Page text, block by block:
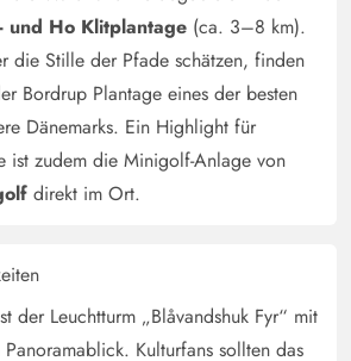
Zustand. Einfache
das Haus perfekter machen
jederzeit den Ort wieder mieten.
und Ho Klitplantage (ca. 3–8 km).
die Stille der Pfade schätzen, finden
Bordrup Plantage eines der besten
Dänemarks. Ein Highlight für
ist zudem die Minigolf-Anlage von
direkt im Ort.
der Leuchtturm „Blåvandshuk Fyr“ mit
Kulturfans sollten das